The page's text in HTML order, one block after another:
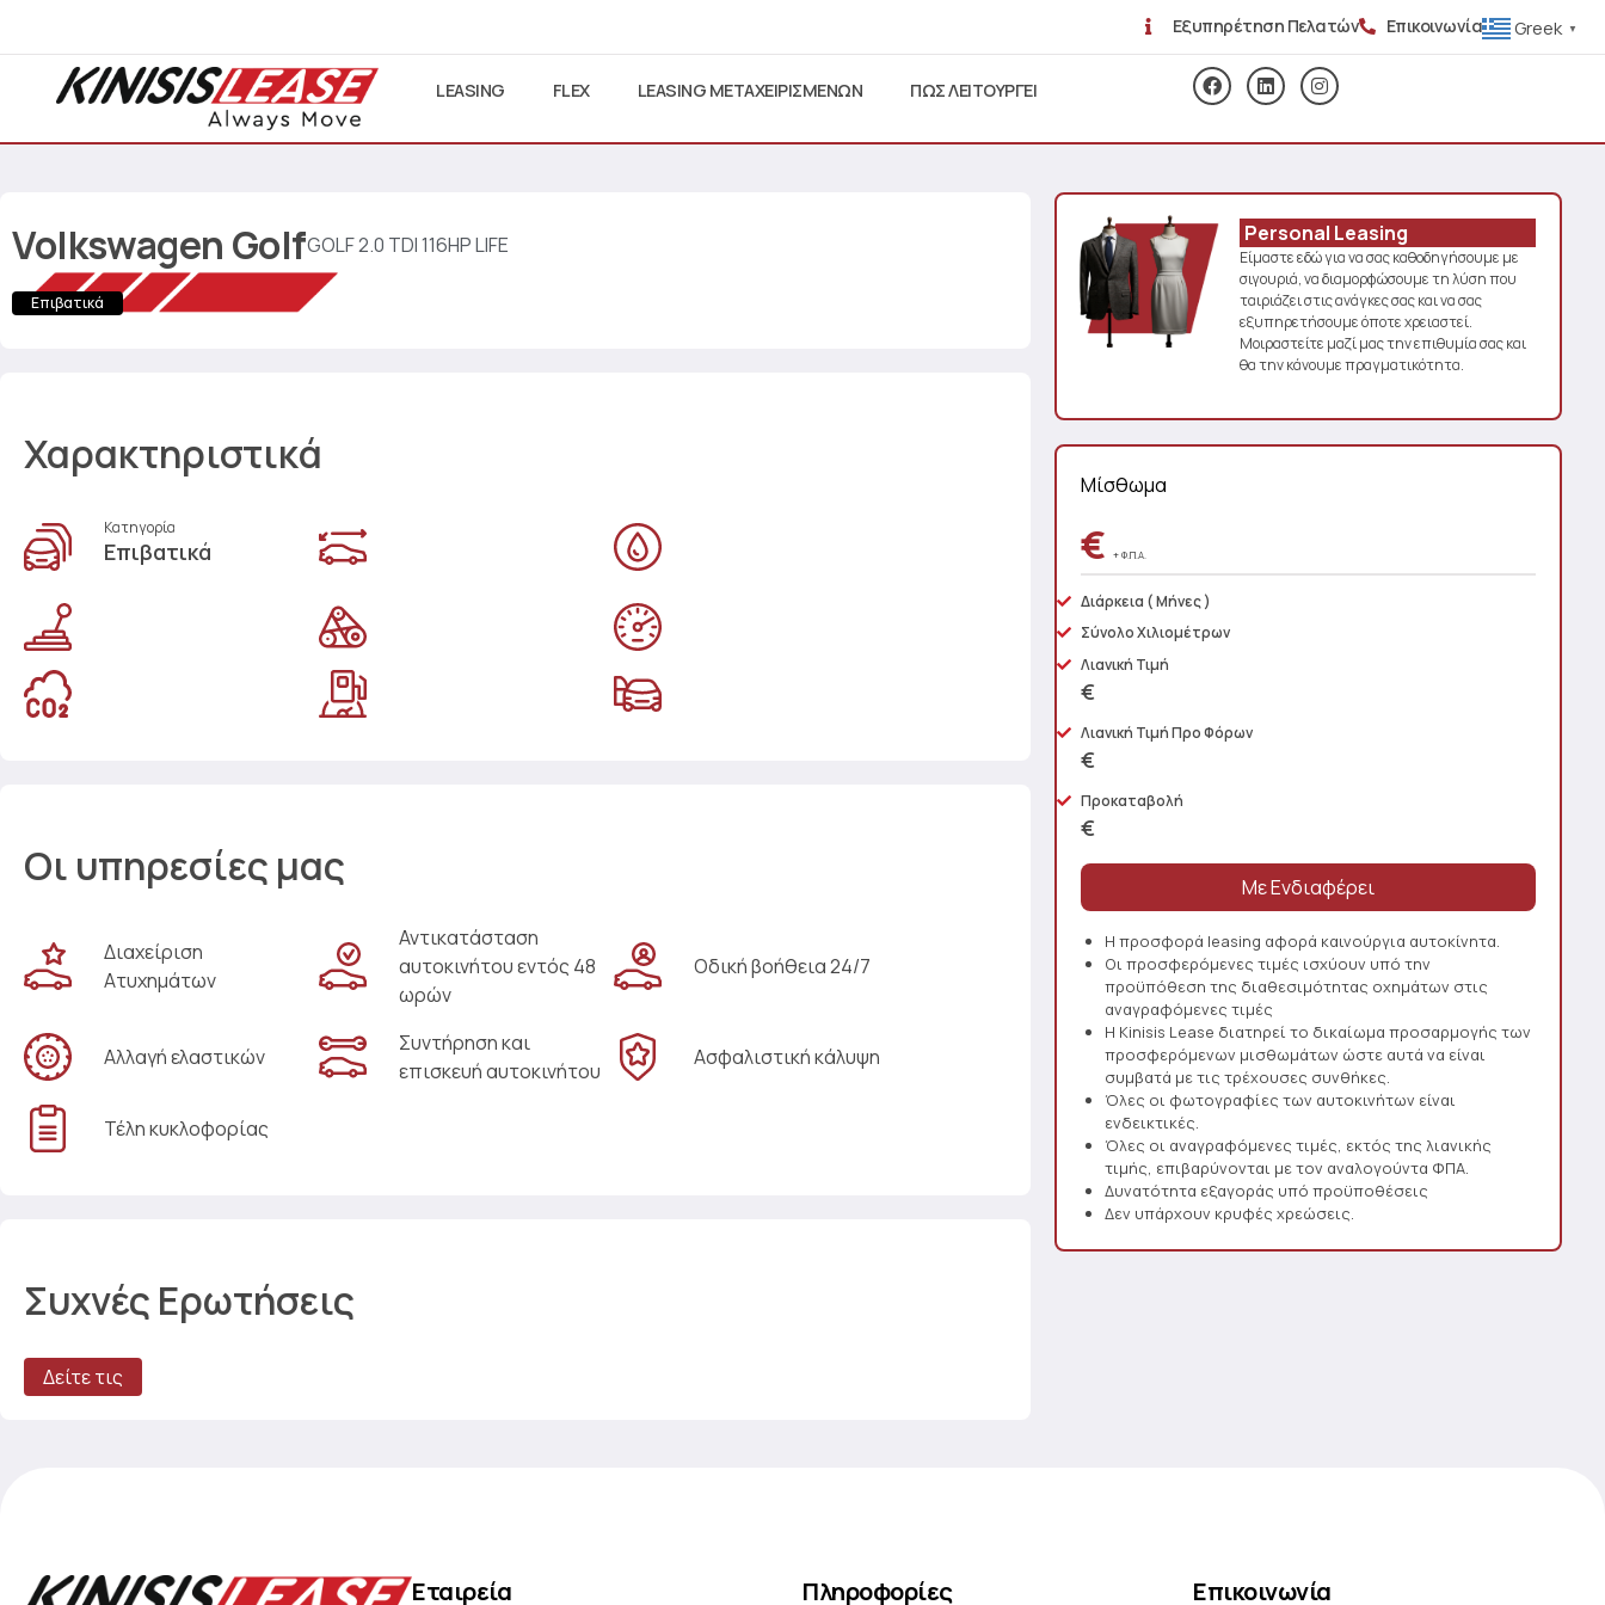
Εξυπηρέτηση Πελατών Επικοινωνία Greek ▼
LEASING FLEX LEASING ΜΕΤΑΧΕΙΡΙΣΜΕΝΩΝ ΠΩΣ ΛΕΙΤΟΥΡΓΕΙ
Volkswagen GolfGOLF 2.0 TDI 116HP LIFE
Επιβατικά
Χαρακτηριστικά
Κατηγορία
Επιβατικά
Οι υπηρεσίες μας
Διαχείριση
Ατυχημάτων
Αντικατάσταση
αυτοκινήτου εντός 48
ωρών
Οδική βοήθεια 24/7
Αλλαγή ελαστικών
Συντήρηση και
επισκευή αυτοκινήτου
Ασφαλιστική κάλυψη
Τέλη κυκλοφορίας
Συχνές Ερωτήσεις
Δείτε τις
Personal Leasing
Είμαστε εδώ για να σας καθοδηγήσουμε με
σιγουριά, να διαμορφώσουμε τη λύση που
ταιριάζει στις ανάγκες σας και να σας
εξυπηρετήσουμε όποτε χρειαστεί.
Μοιραστείτε μαζί μας την επιθυμία σας και
θα την κάνουμε πραγματικότητα.
Μίσθωμα
€+ Φ.Π.Α.
Διάρκεια ( Μήνες )
Σύνολο Χιλιομέτρων
Λιανική Τιμή
€
Λιανική Τιμή Προ Φόρων
€
Προκαταβολή
€
Η προσφορά leasing αφορά καινούργια αυτοκίνητα.
Οι προσφερόμενες τιμές ισχύουν υπό την
προϋπόθεση της διαθεσιμότητας οχημάτων στις
αναγραφόμενες τιμές
Η Kinisis Lease διατηρεί το δικαίωμα προσαρμογής των
προσφερόμενων μισθωμάτων ώστε αυτά να είναι
συμβατά με τις τρέχουσες συνθήκες.
Όλες οι φωτογραφίες των αυτοκινήτων είναι
ενδεικτικές.
Όλες οι αναγραφόμενες τιμές, εκτός της λιανικής
τιμής, επιβαρύνονται με τον αναλογούντα ΦΠΑ.
Δυνατότητα εξαγοράς υπό προϋποθέσεις
Δεν υπάρχουν κρυφές χρεώσεις.
Εταιρεία Πληροφορίες Επικοινωνία